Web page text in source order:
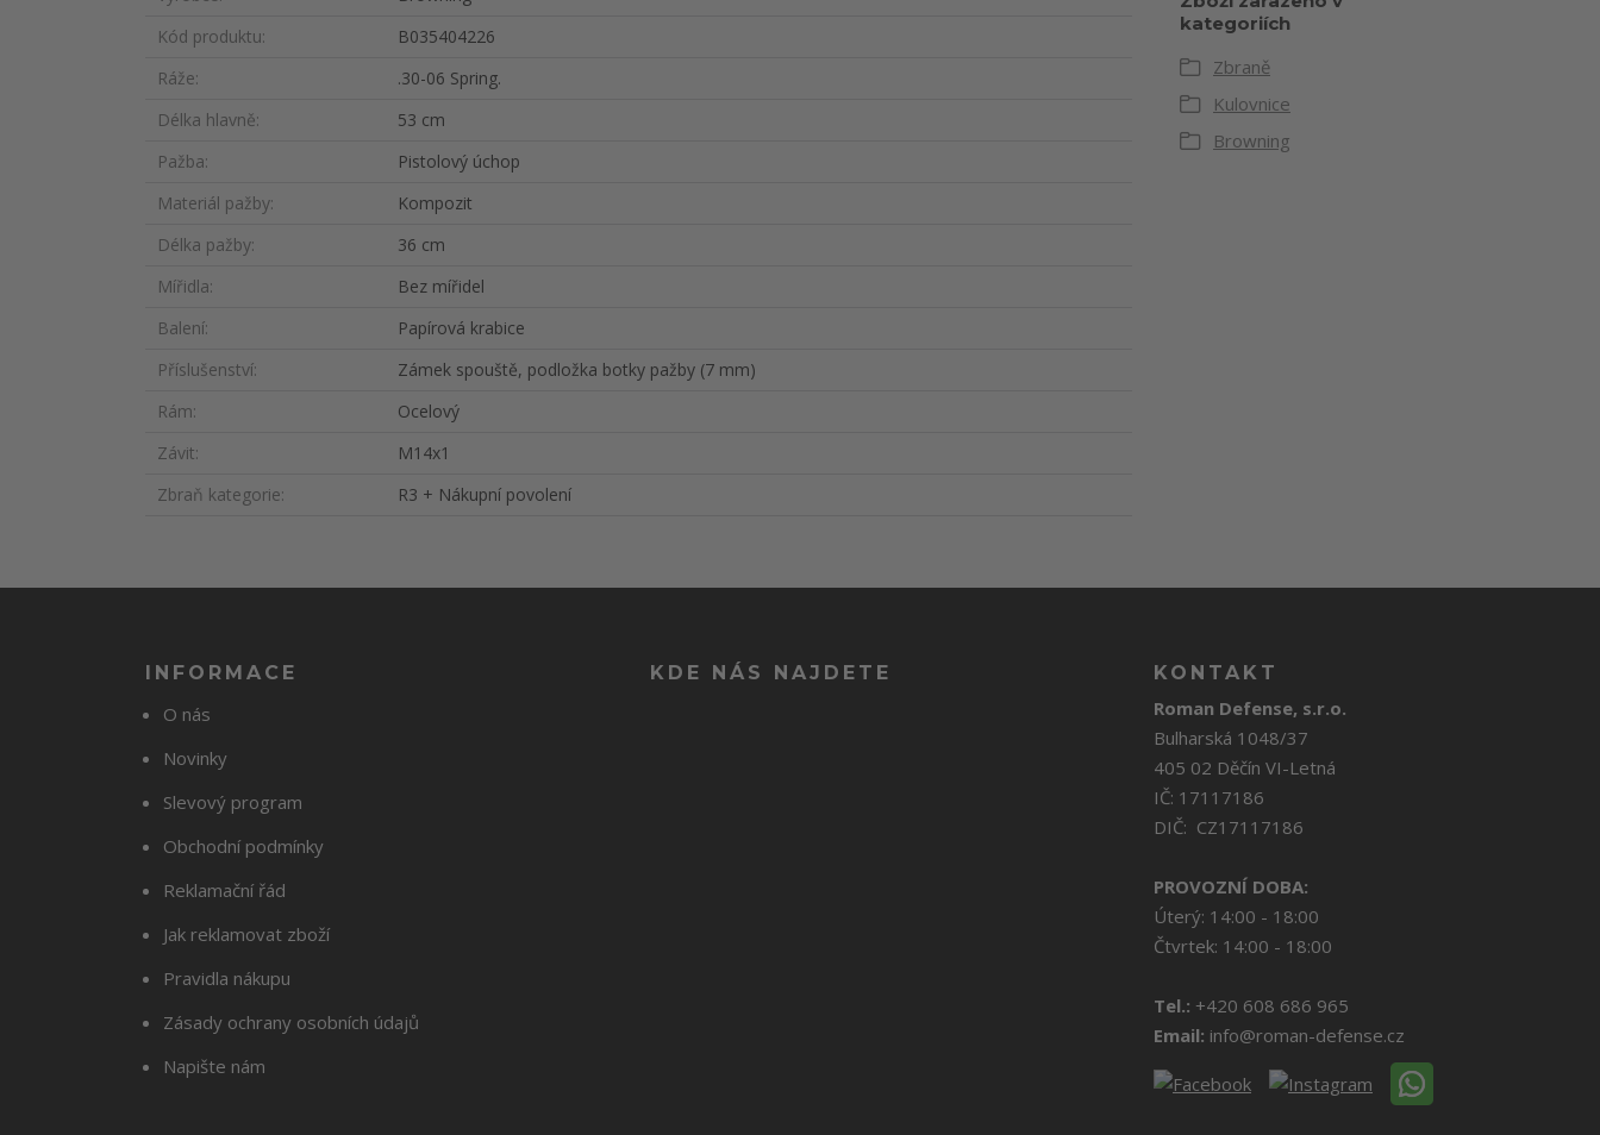
Kód produktu
B035404226
Ráže
.30-06 Spring.
Délka hlavně
53 cm
Pažba
Pistolový úchop
Materiál pažby
Kompozit
Délka pažby
36 cm
Mířidla
Bez mířidel
Balení
Papírová krabice
Příslušenství
Zámek spouště, podložka botky pažby (7 mm)
Rám
Ocelový
Závit
M14x1
Zbraň kategorie
R3 + Nákupní povolení
kategoriích
Zbraně
Kulovnice
Browning
INFORMACE
O nás
Novinky
Slevový program
Obchodní podmínky
Reklamační řád
Jak reklamovat zboží
Pravidla nákupu
Zásady ochrany osobních údajů
Napište nám
KDE NÁS NAJDETE KONTAKT
Roman Defense, s.r.o.
Bulharská 1048/37
405 02 Děčín VI-Letná
IČ: 17117186
DIČ: CZ17117186
PROVOZNÍ DOBA:
Úterý: 14:00 - 18:00
Čtvrtek: 14:00 - 18:00
Tel.: +420 608 686 965
Email: info@roman-defense.cz